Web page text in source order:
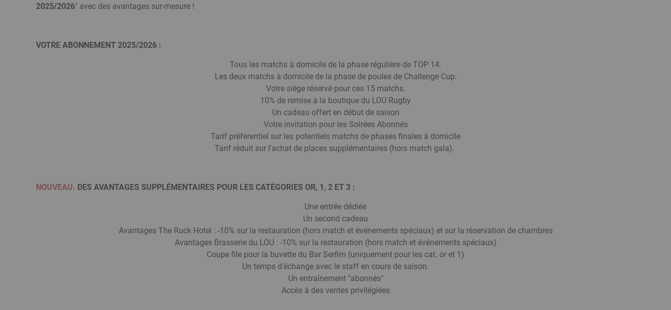
2025/2026" avec des avantages sur-mesure !
VOTRE ABONNEMENT 2025/2026 :
Tous les matchs à domicile de la phase régulière de TOP 14.
Les deux matchs à domicile de la phase de poules de Challenge Cup.
Votre siège réservé pour ces 15 matchs.
10% de remise à la boutique du LOU Rugby
Un cadeau offert en début de saison
Votre invitation pour les Soirées Abonnés
Tarif préférentiel sur les potentiels matchs de phases finales à domicile
Tarif réduit sur l'achat de places supplémentaires (hors match gala). ­
NOUVEAU. DES AVANTAGES SUPPLÉMENTAIRES POUR LES CATÉGORIES OR, 1, 2 ET 3 : ­
Une entrée dédiée
Un second cadeau
Avantages The Ruck Hotel : -10% sur la restauration (hors match et événements spéciaux) et sur la réservation de chambres
Avantages Brasserie du LOU : -10% sur la restauration (hors match et événements spéciaux)
Coupe file pour la buvette du Bar Serfim (uniquement pour les cat. or et 1)
Un temps d'échange avec le staff en cours de saison.
Un entraînement "abonnés"
Accès à des ventes privilégiées